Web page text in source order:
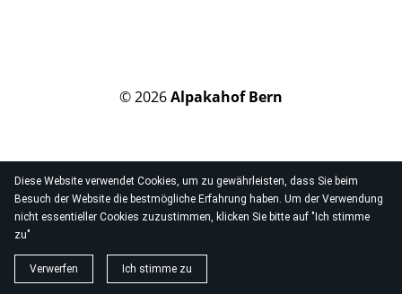
Diese Website verwendet Cookies, um zu gewährleisten, dass Sie beim
Besuch der Website die bestmögliche Erfahrung haben. Um der Verwendung
nicht essentieller Cookies zuzustimmen, klicken Sie bitte auf "Ich stimme
zu"
Verwerfen Ich stimme zu
© 2026Alpakahof Bern